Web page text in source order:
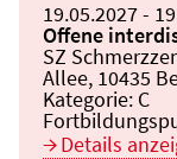
Beginn:
19.05.2027-
Offene
SZ
Allee, 10435
Kategorie: C
Details